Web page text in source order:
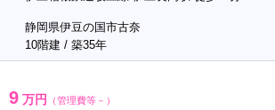
静岡県伊豆の国市古奈
10階建 / 築35年
9 万円 （管理費等－）